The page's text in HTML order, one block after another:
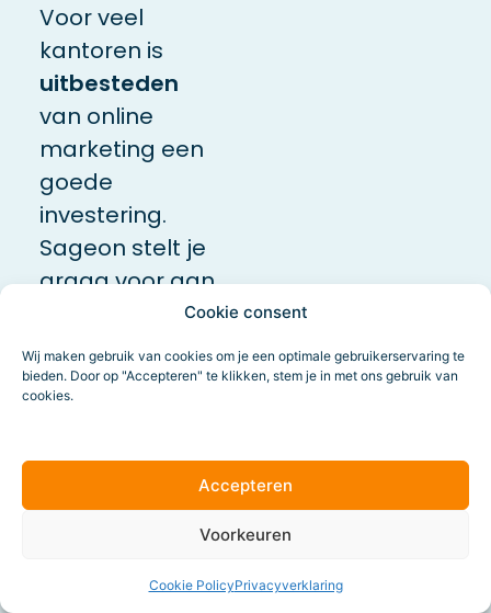
Cookie consent
Wij maken gebruik van cookies om je een optimale gebruikerservaring te
bieden. Door op "Accepteren" te klikken, stem je in met ons gebruik van
cookies.
Accepteren
Voorkeuren
Cookie PolicyPrivacyverklaring
Voor veel
kantoren is
uitbesteden
van online
marketing een
goede
investering.
Sageon stelt je
graag voor aan
advocatenkantoren
die
werkzaamheden
aan ons
uitbesteed.